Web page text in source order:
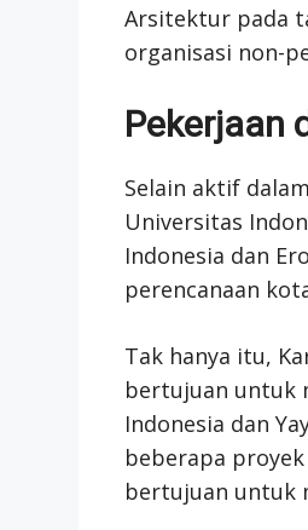
Arsitektur pada
organisasi non-
Pekerjaan
Selain aktif
Universitas
Indonesia dan
perencanaan
Tak hanya itu,
bertujuan untuk
Indonesia dan
beberapa
bertujuan untuk